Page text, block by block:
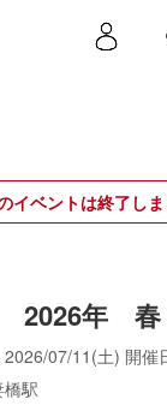
イベントは終了し
2026年 春
駅